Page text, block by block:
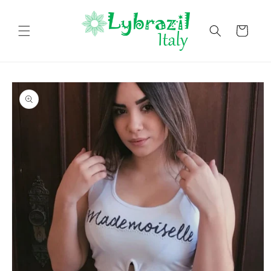
ai contenuti
Carrello
Passa alle
informazioni
sul prodotto